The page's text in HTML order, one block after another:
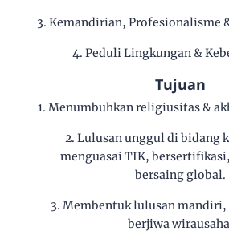
3. Kemandirian, Profesionalisme
4. Peduli Lingkungan &
Tujuan
1. Menumbuhkan religiusitas &
2. Lulusan unggul di bidang
menguasai TIK,
bersaing global.
3. Membentuk lulusan
berjiwa